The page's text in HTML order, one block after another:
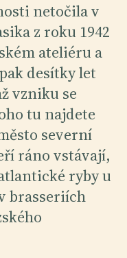
netočila v
z roku 1942
ateliéru a
desítky let
vzniku se
tu najdete
severní
ráno vstávají,
ryby u
brasseriích